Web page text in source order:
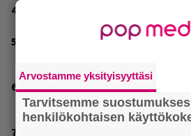
Tampereella sunnuntaina
Kent mainittu, ja syystä: kovassa
ruotsalaisyhtye saapuu
Arvostamme yksityisyyttäsi
Tarvitsemme
henkilökohtaisen